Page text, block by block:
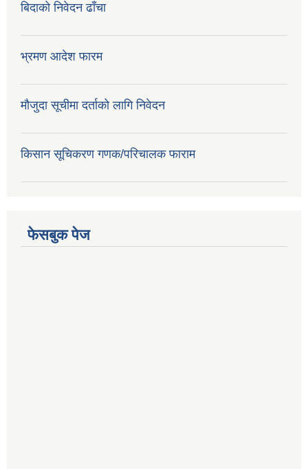
बिदाको निवेदन ढाँचा
भ्रमण आदेश फारम
मौजुदा सूचीमा दर्ताको लागि निवेदन
किसान सूचिकरण गणक/परिचालक फाराम
फेसबुक पेज